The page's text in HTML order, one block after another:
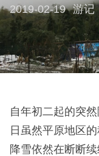
2019-02-19 游记
自年初二起的突
日虽然平原地区
降雪依然在断断